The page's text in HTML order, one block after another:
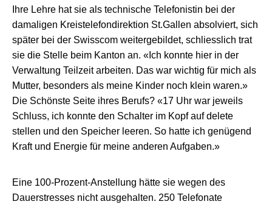
Ihre Lehre hat sie als technische Telefonistin bei der
damaligen Kreistelefondirektion St.Gallen absolviert, sich
später bei der Swisscom weitergebildet, schliesslich trat
sie die Stelle beim Kanton an. «Ich konnte hier in der
Verwaltung Teilzeit arbeiten. Das war wichtig für mich als
Mutter, besonders als meine Kinder noch klein waren.»
Die Schönste Seite ihres Berufs? «17 Uhr war jeweils
Schluss, ich konnte den Schalter im Kopf auf delete
stellen und den Speicher leeren. So hatte ich genügend
Kraft und Energie für meine anderen Aufgaben.»
Eine 100-Prozent-Anstellung hätte sie wegen des
Dauerstresses nicht ausgehalten. 250 Telefonate